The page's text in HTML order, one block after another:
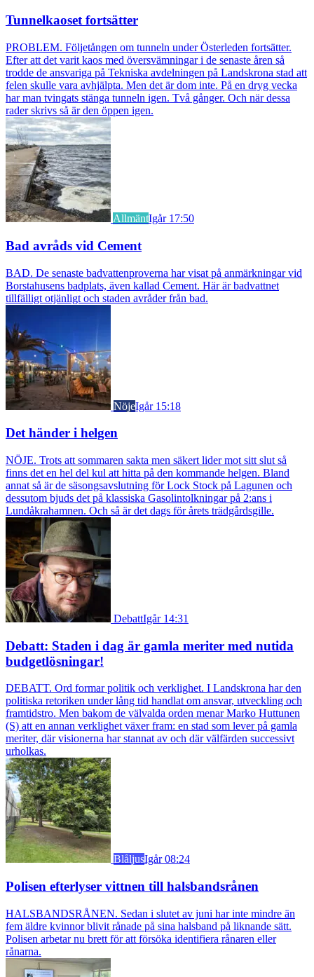
Tunnelkaoset fortsätter
PROBLEM. Följetången om tunneln under Österleden fortsätter.
Efter att det varit kaos med översvämningar i de senaste åren så
trodde de ansvariga på Tekniska avdelningen på Landskrona stad att
felen skulle vara avhjälpta. Men det är dom inte. På en dryg vecka
har man tvingats stänga tunneln igen. Två gånger. Och när dessa
rader skrivs så är den öppen igen.
AllmäntIgår 17:50
Bad avråds vid Cement
BAD. De senaste badvattenproverna har visat på anmärkningar vid
Borstahusens badplats, även kallad Cement. Här är badvattnet
tillfälligt otjänligt och staden avråder från bad.
NöjeIgår 15:18
Det händer i helgen
NÖJE. Trots att sommaren sakta men säkert lider mot sitt slut så
finns det en hel del kul att hitta på den kommande helgen. Bland
annat så är de säsongsavslutning för Lock Stock på Lagunen och
dessutom bjuds det på klassiska Gasolintolkningar på 2:ans i
Lundåkrahamnen. Och så är det dags för årets trädgårdsgille.
DebattIgår 14:31
Debatt: Staden i dag är gamla meriter med nutida
budgetlösningar!
DEBATT. Ord formar politik och verklighet. I Landskrona har den
politiska retoriken under lång tid handlat om ansvar, utveckling och
framtidstro. Men bakom de välvalda orden menar Marko Huttunen
(S) att en annan verklighet växer fram: en stad som lever på gamla
meriter, där visionerna har stannat av och där välfärden successivt
urholkas.
BlåljusIgår 08:24
Polisen efterlyser vittnen till halsbandsrånen
HALSBANDSRÅNEN. Sedan i slutet av juni har inte mindre än
fem äldre kvinnor blivit rånade på sina halsband på liknande sätt.
Polisen arbetar nu brett för att försöka identifiera rånaren eller
rånarna.